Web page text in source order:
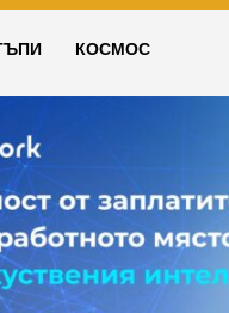
КОСМОС